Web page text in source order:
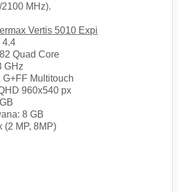
MHz).
Vertis 5010 Expi
4.4
Quad Core
GHz
G+FF Multitouch
960x540 px
8 GB
(2 MP, 8MP)